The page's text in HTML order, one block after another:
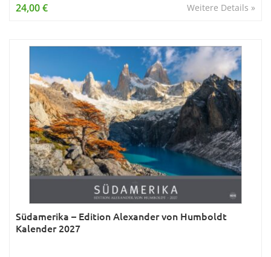
Weitere Details »
24,00 €
Südamerika – Edition Alexander von Humboldt
Kalender 2027